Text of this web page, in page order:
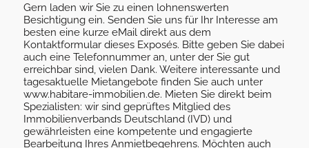
Gern laden wir Sie zu einen lohnenswerten
Besichtigung ein. Senden Sie uns für Ihr Interesse am
besten eine kurze eMail direkt aus dem
Kontaktformular dieses Exposés. Bitte geben Sie dabei
auch eine Telefonnummer an, unter der Sie gut
erreichbar sind, vielen Dank. Weitere interessante und
tagesaktuelle Mietangebote finden Sie auch unter
www.habitare-immobilien.de. Mieten Sie direkt beim
Spezialisten: wir sind geprüftes Mitglied des
Immobilienverbands Deutschland (IVD) und
gewährleisten eine kompetente und engagierte
Bearbeitung Ihres Anmietbegehrens. Möchten auch